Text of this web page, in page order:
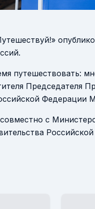
путешествовать:
Председателя
Федерации
с